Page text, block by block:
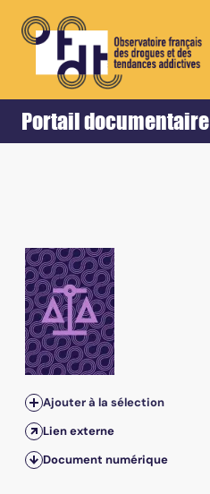
Portail documentaire
Accueil Retour
Ajouter à la sélection
Lien externe
Document numérique